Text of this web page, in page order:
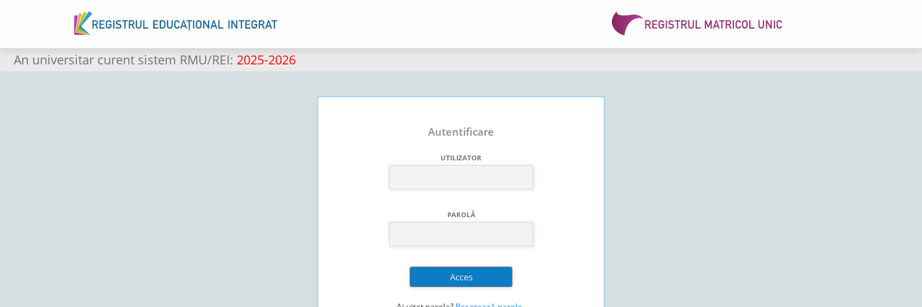
An universitar curent sistem RMU/REI: 2025-2026
Autentificare
UTILIZATOR
PAROLĂ